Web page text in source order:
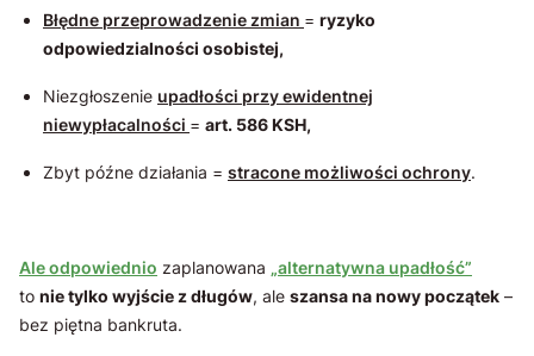
Błędne przeprowadzenie zmian = ryzyko
odpowiedzialności osobistej,
Niezgłoszenie upadłości przy ewidentnej
niewypłacalności = art. 586 KSH,
Zbyt późne działania = stracone możliwości ochrony.
Ale odpowiednio zaplanowana „alternatywna upadłość”
to nie tylko wyjście z długów, ale szansa na nowy początek –
bez piętna bankruta.